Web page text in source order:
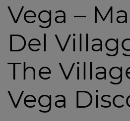
Vega –
Del
The
Vega